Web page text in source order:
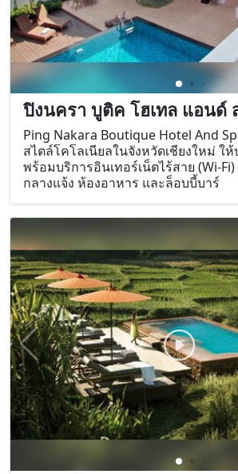
ปิงนครา บูติค โฮเทล แอนด์
Ping Nakara Boutique Hotel And
สไตล์โคโลเนียลในจังหวัดเชียงใหม่ ใ
พร้อมบริการอินเทอร์เน็ตไร้สาย (Wi-
กลางแจ้ง ห้องอาหาร และล็อบบี้บาร์